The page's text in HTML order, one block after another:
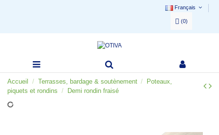
Français
(0)
Accueil Terrasses, bardage & soutènement
Poteaux,
piquets et rondins
Demi rondin fraisé